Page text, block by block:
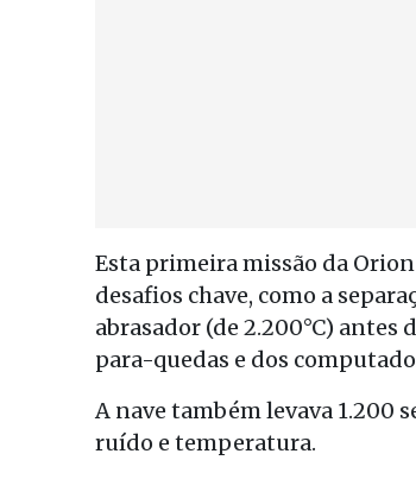
Esta primeira missão da
desafios chave, como a
abrasador (de 2.200°C)
para-quedas e dos
A nave também levava 1.200
ruído e temperatura.